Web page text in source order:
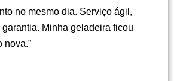
no mesmo dia. Serviço ágil,
Minha geladeira ficou
nova.”